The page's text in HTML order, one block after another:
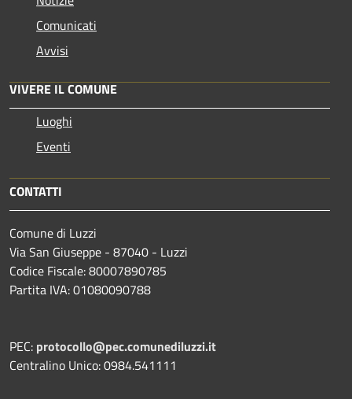
Comunicati
Avvisi
VIVERE IL COMUNE
Luoghi
Eventi
CONTATTI
Comune di Luzzi
Via San Giuseppe - 87040 - Luzzi
Codice Fiscale: 80007890785
Partita IVA: 01080090788
PEC: protocollo@pec.comunediluzzi.it
Centralino Unico: 0984.541111